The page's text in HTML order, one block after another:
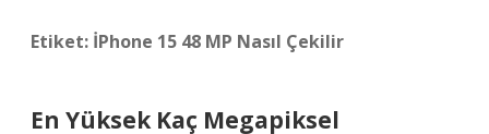
Etiket: İPhone 15 48 MP Nasıl Çekilir
En Yüksek Kaç Megapiksel